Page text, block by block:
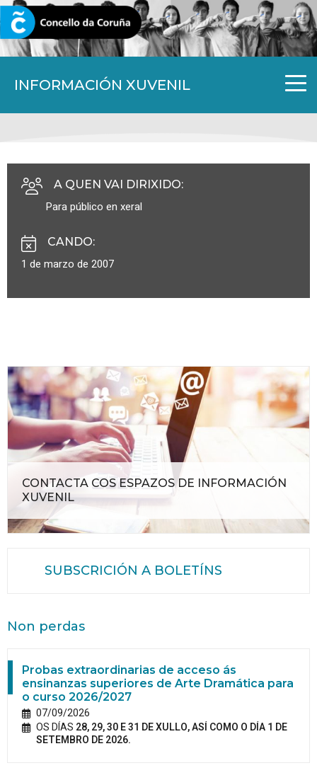
INFORMACIÓN XUVENIL
CORUNA.GAL
A QUEN VAI DIRIXIDO:
Para público en xeral
CANDO:
1 de marzo de 2007
CONTACTA COS ESPAZOS DE INFORMACIÓN
XUVENIL
SUBSCRICIÓN A BOLETÍNS
Non perdas
Probas extraordinarias de acceso ás
ensinanzas superiores de Arte Dramática para
o curso 2026/2027
07/09/2026
OS DÍAS 28, 29, 30 E 31 DE XULLO, ASÍ COMO O DÍA 1 DE
SETEMBRO DE 2026.